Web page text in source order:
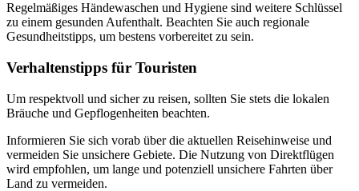
Regelmäßiges Händewaschen und Hygiene sind weitere Schlüssel
zu einem gesunden Aufenthalt. Beachten Sie auch regionale
Gesundheitstipps, um bestens vorbereitet zu sein.
Verhaltenstipps für Touristen
Um respektvoll und sicher zu reisen, sollten Sie stets die lokalen
Bräuche und Gepflogenheiten beachten.
Informieren Sie sich vorab über die aktuellen Reisehinweise und
vermeiden Sie unsichere Gebiete. Die Nutzung von Direktflügen
wird empfohlen, um lange und potenziell unsichere Fahrten über
Land zu vermeiden.